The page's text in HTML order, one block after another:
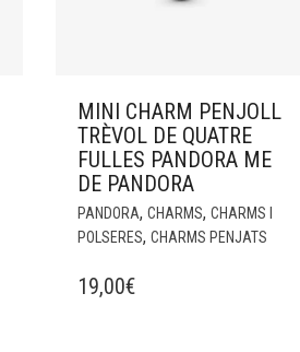
MINI CHARM PENJOLL
TRÈVOL DE QUATRE
FULLES PANDORA ME
DE PANDORA
PANDORA, CHARMS, CHARMS I
POLSERES, CHARMS PENJATS
19,00€